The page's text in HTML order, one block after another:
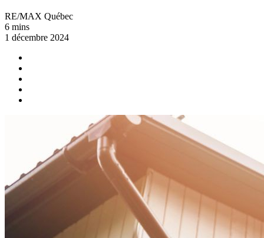
RE/MAX Québec
6 mins
1 décembre 2024